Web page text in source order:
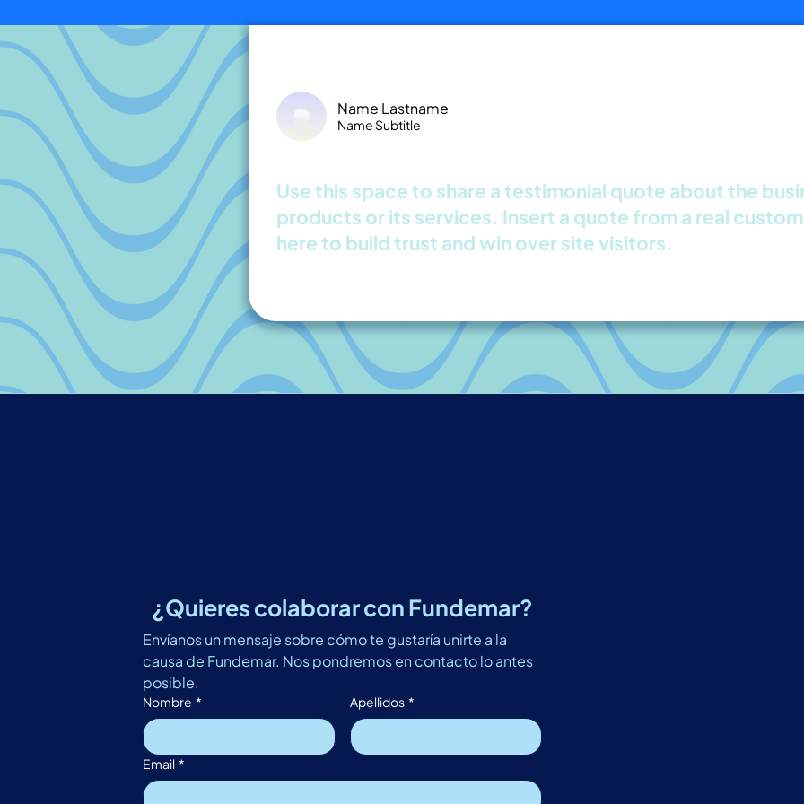
¿Quieres colaborar con Fundemar?
Envíanos un mensaje sobre cómo te gustaría unirte a la
causa de Fundemar. Nos pondremos en contacto lo antes
Nombre * Apellidos *
Email *
Name Lastname
Name Subtitle
Use this space to share a testimonial quote about the
products or its services. Insert a quote from a real
here to build trust and win over site visitors.